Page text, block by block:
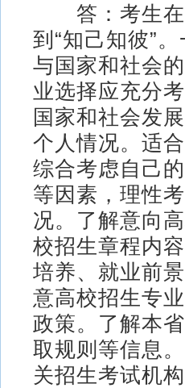
答：考生在
到“知己知彼”
与国家和社会
业选择应充分
国家和社会发
个人情况。适
综合考虑自己
等因素，理性
况。了解意向
校招生章程内
培养、就业前
意高校招生专
政策。了解本
取规则等信息
关招生考试机